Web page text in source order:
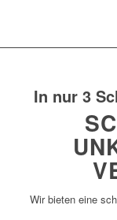
In nur 3
Wir bieten eine